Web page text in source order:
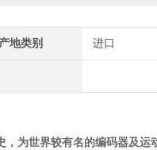
产地类别 进口
为世界较有名的编码器及